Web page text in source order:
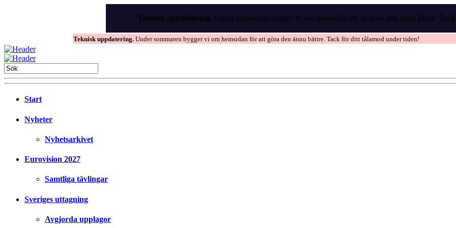
Teknisk uppdatering. Under sommaren bygger vi om hemsidan för att göra den ännu bättre.
Teknisk uppdatering. Under sommaren bygger vi om hemsidan för att göra den ännu bättre. Tack för ditt tålamod under tiden!
Start
Nyheter
Nyhetsarkivet
Eurovision 2027
Samtliga tävlingar
Sveriges uttagning
Avgjorda upplagor